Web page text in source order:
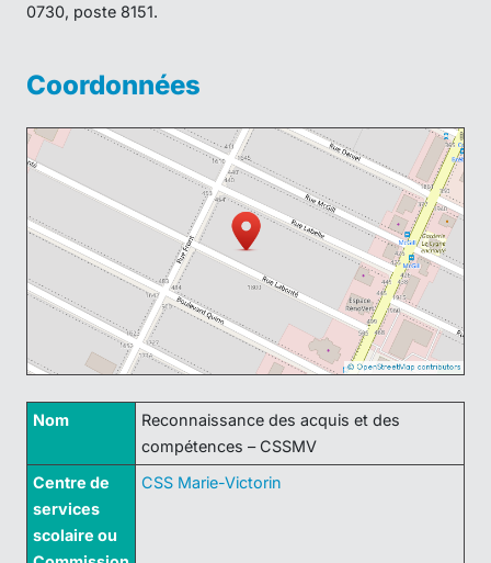
Coordonnées
Nom
Reconnaissance des acquis et des
compétences – CSSMV
Centre de
services
scolaire ou
CSS Marie-Victorin
0730, poste 8151.